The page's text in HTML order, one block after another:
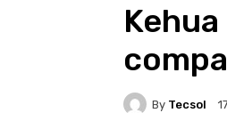
By Tecsol